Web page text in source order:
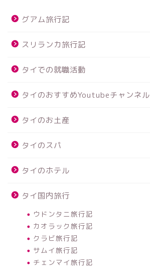
グアム旅行記
スリランカ旅行記
タイでの就職活動
タイのおすすめYoutubeチャンネル
タイのお土産
タイのスパ
タイのホテル
タイ国内旅行
ウドンタニ旅行記
カオラック旅行記
クラビ旅行記
サムイ旅行記
チェンマイ旅行記